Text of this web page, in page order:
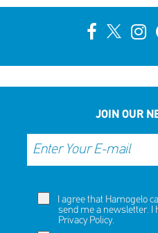
JOIN OUR
I agree that Hamogelo
send me a newsletter. I
Privacy Policy.